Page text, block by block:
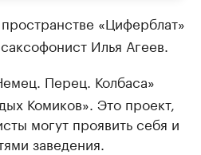
«Циферблат»
Илья Агеев.
Перец. Колбаса»
Комиков». Это проект,
могут проявить себя и
заведения.